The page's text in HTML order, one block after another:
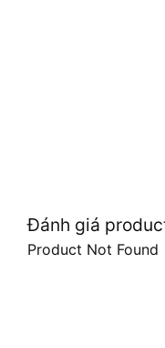
Đánh giá
Product Not Found